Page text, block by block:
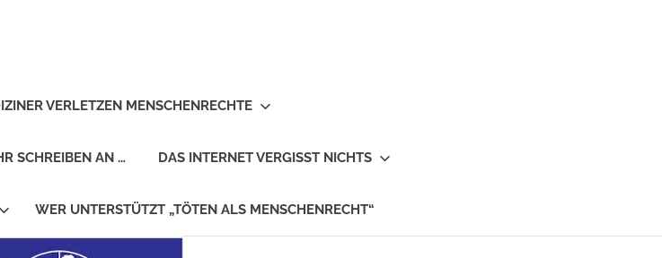
VERLETZEN MENSCHENRECHTE
SCHREIBEN AN … DAS INTERNET VERGISST NICHTS
WER UNTERSTÜTZT „TÖTEN ALS MENSCHENRECHT“